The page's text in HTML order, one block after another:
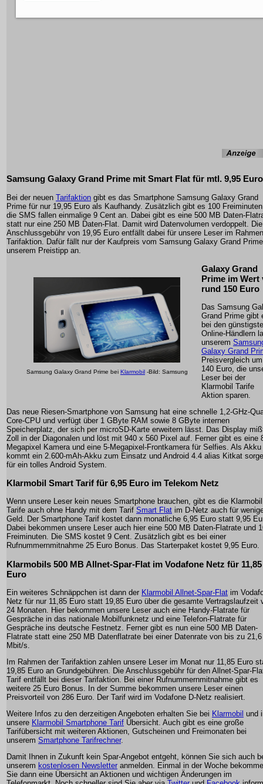
Samsung Galaxy Grand Prime mit Smart Flat für mtl. 9,95 Euro
Bei der neuen Tarifaktion gibt es das Smartphone Samsung Galaxy Grand
Prime für nur 19,95 Euro als Kaufhandy. Zusätzlich gibt es 100
die SMS fallen einmalige 9 Cent an. Dabei gibt es eine 500 MB Daten-
statt nur eine 250 MB Daten-Flat. Damit wird Datenvolumen verdoppelt. Die
Anschlussgebühr von 19,95 Euro entfällt dabei für unsere Leser im
Tarifaktion. Dafür fällt nur der Kaufpreis vom Samsung Galaxy Grand
unserem Preistipp an.
Samsung Galaxy Grand Prime bei Klarmobil -Bild: Samsung
Galaxy Grand
Prime im Wert
rund 150 Euro
Das Samsung
Grand Prime gibt
bei den
Online-Händlern
unserem
Galaxy Grand
Preisvergleich
140 Euro, die
Leser bei der
Klarmobil Tarife
Aktion sparen.
Das neue Riesen-Smartphone von Samsung hat eine schnelle 1,2-GHz-
Core-CPU und verfügt über 1 GByte RAM sowie 8 GByte internen
Speicherplatz, der sich per microSD-Karte erweitern lässt. Das Display
Zoll in der Diagonalen und löst mit 940 x 560 Pixel auf. Ferner gibt es eine
Megapixel Kamera und eine 5-Megapixel-Frontkamera für Selfies. Als Akku
kommt ein 2.600-mAh-Akku zum Einsatz und Android 4.4 alias Kitkat
für ein tolles Android System.
Klarmobil Smart Tarif für 6,95 Euro im Telekom Netz
Wenn unsere Leser kein neues Smartphone brauchen, gibt es die Klarmobil
Tarife auch ohne Handy mit dem Tarif Smart Flat im D-Netz auch für
Geld. Der Smartphone Tarif kostet dann monatliche 6,95 Euro statt 9,95
Dabei bekommen unsere Leser auch hier eine 500 MB Daten-Flatrate und
Freiminuten. Die SMS kostet 9 Cent. Zusätzlich gibt es bei einer
Rufnummernmitnahme 25 Euro Bonus. Das Starterpaket kostet 9,95 Euro.
Klarmobils 500 MB Allnet-Spar-Flat im Vodafone Netz für 11,85
Euro
Ein weiteres Schnäppchen ist dann der Klarmobil Allnet-Spar-Flat im
Netz für nur 11,85 Euro statt 19,85 Euro über die gesamte Vertragslaufzeit
24 Monaten. Hier bekommen unsere Leser auch eine Handy-Flatrate für
Gespräche in das nationale Mobilfunknetz und eine Telefon-Flatrate für
Gespräche ins deutsche Festnetz. Ferner gibt es nun eine 500 MB Daten-
Flatrate statt eine 250 MB Datenflatrate bei einer Datenrate von bis zu 21,6
Mbit/s.
Im Rahmen der Tarifaktion zahlen unsere Leser im Monat nur 11,85 Euro
19,85 Euro an Grundgebühren. Die Anschlussgebühr für den Allnet-Spar-
Tarif entfällt bei dieser Tarifaktion. Bei einer Rufnummernmitnahme gibt es
weitere 25 Euro Bonus. In der Summe bekommen unsere Leser einen
Preisvorteil von 286 Euro. Der Tarif wird im Vodafone D-Netz realisiert.
Weitere Infos zu den derzeitigen Angeboten erhalten Sie bei Klarmobil und
unsere Klarmobil Smartphone Tarif Übersicht. Auch gibt es eine große
Tarifübersicht mit weiteren Aktionen, Gutscheinen und Freimonaten bei
unserem Smartphone Tarifrechner.
Damit Ihnen in Zukunft kein Spar-Angebot entgeht, können Sie sich auch
unserem kostenlosen Newsletter anmelden. Einmal in der Woche
Sie dann eine Übersicht an Aktionen und wichtigen Änderungen im